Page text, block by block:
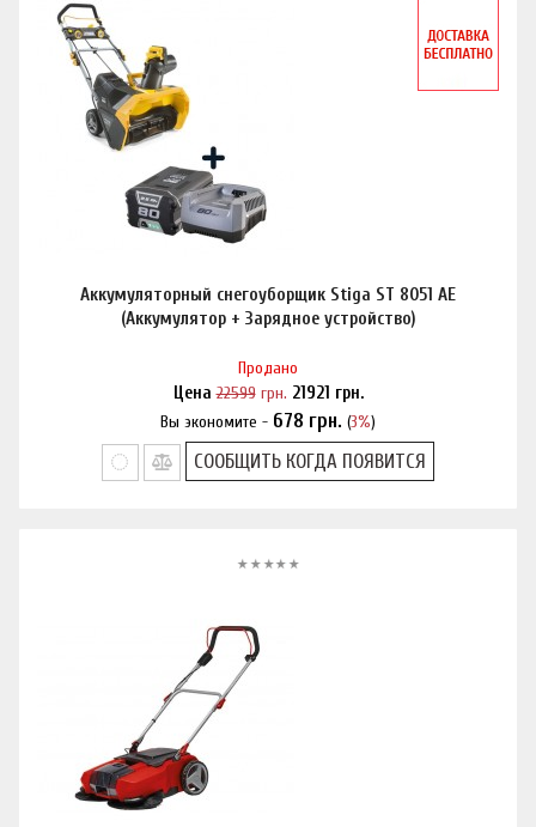
Аккумуляторный снегоуборщик Stiga ST 8051 AE
(Аккумулятор + Зарядное устройство)
Продано
Цена22599грн. 21921 грн.
Вы экономите - 678 грн. (3%)
Нашли дешевле?
СООБЩИТЬ КОГДА ПОЯВИТСЯ